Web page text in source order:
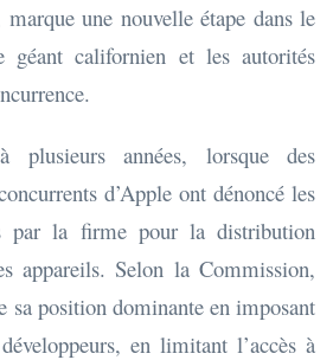
une nouvelle étape dans le
californien et les autorités
plusieurs années, lorsque des
d’Apple ont dénoncé les
par la firme pour la distribution
appareils. Selon la Commission,
sa position dominante en imposant
en limitant l’accès à